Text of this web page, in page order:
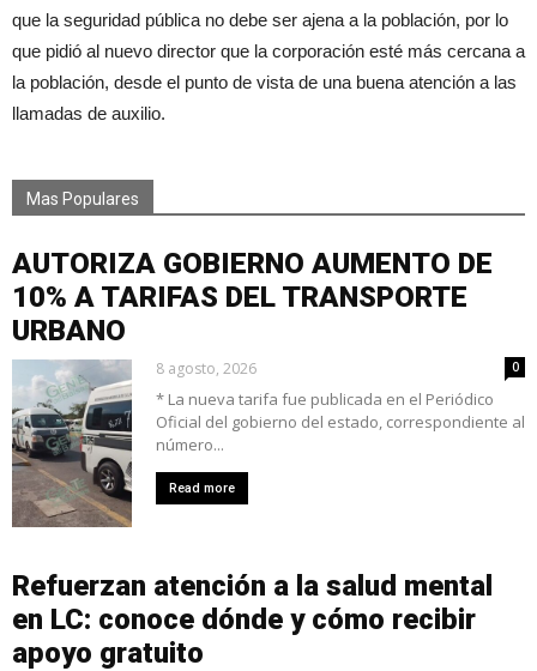
que la seguridad pública no debe ser ajena a la población, por lo
que pidió al nuevo director que la corporación esté más cercana a
la población, desde el punto de vista de una buena atención a las
llamadas de auxilio.
Mas Populares
AUTORIZA GOBIERNO AUMENTO DE
10% A TARIFAS DEL TRANSPORTE
URBANO
8 agosto, 2026 0
* La nueva tarifa fue publicada en el Periódico
Oficial del gobierno del estado, correspondiente al
número...
Read more
Refuerzan atención a la salud mental
en LC: conoce dónde y cómo recibir
apoyo gratuito